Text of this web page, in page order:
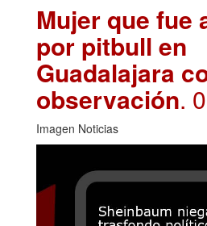
Mujer que fue
por pitbull en
Guadalajara
observación.
Imagen Noticias